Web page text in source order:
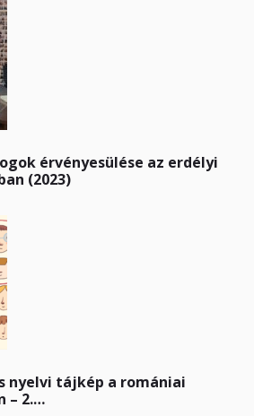
érvényesülése az erdélyi
(2023)
nyelvi tájkép a romániai
– 2.…